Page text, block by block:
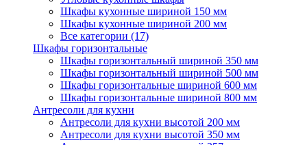
Шкафы кухонные шириной 150 мм
Шкафы кухонные шириной 200 мм
Все категории (17)
Шкафы горизонтальные
Шкафы горизонтальный шириной 350 мм
Шкафы горизонтальный шириной 500 мм
Шкафы горизонтальные шириной 600 мм
Шкафы горизонтальные шириной 800 мм
Антресоли для кухни
Антресоли для кухни высотой 200 мм
Антресоли для кухни высотой 350 мм